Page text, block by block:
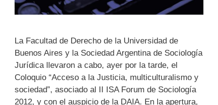
La Facultad de Derecho de la Universidad de
Buenos Aires y la Sociedad Argentina de Sociología
Jurídica llevaron a cabo, ayer por la tarde, el
Coloquio “Acceso a la Justicia, multiculturalismo y
sociedad”, asociado al II ISA Forum de Sociología
2012, y con el auspicio de la DAIA. En la apertura,